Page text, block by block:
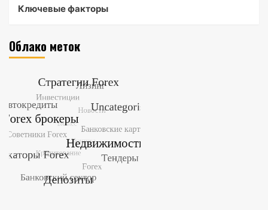
Ключевые факторы
Облако меток